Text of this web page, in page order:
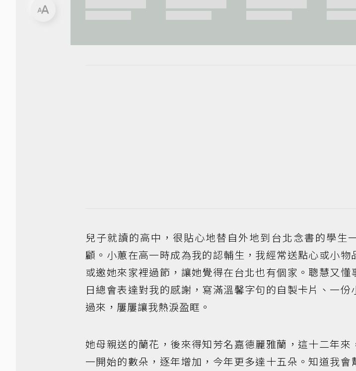
兒子就讀的高中，很貼心地替自外地到台北念書的學生
顧。小蕙在高一時成為我的認輔生，我經常送點心或小物
或邀她來家裡過節，讓她覺得在台北也有個家。聰慧又懂
日總會表達對我的感謝，寫滿溫馨字句的自製卡片、一份
過來，屢屢讓我熱淚盈眶。
她母親送的蘭花，後來得知芳名嘉德麗雅蘭，這十二年來
一開始的數朵，逐年增加，今年更多達十五朵。知道我會